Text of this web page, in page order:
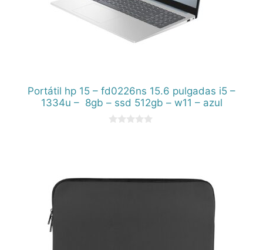
Portátil hp 15 – fd0226ns 15.6 pulgadas i5 –
1334u – 8gb – ssd 512gb – w11 – azul